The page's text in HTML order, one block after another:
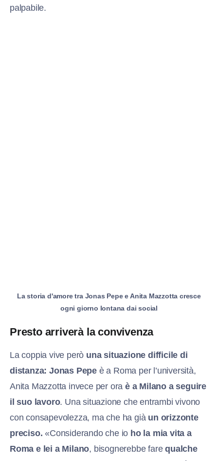
palpabile.
La storia d'amore tra Jonas Pepe e Anita Mazzotta cresce
ogni giorno lontana dai social
Presto arriverà la convivenza
La coppia vive però una situazione difficile di
distanza: Jonas Pepe è a Roma per l’università,
Anita Mazzotta invece per oraè a Milano a seguire
il suo lavoro. Una situazione che entrambi vivono
con consapevolezza, ma che ha già un orizzonte
preciso. «Considerando che io ho la mia vita a
Roma e lei a Milano, bisognerebbe farequalche